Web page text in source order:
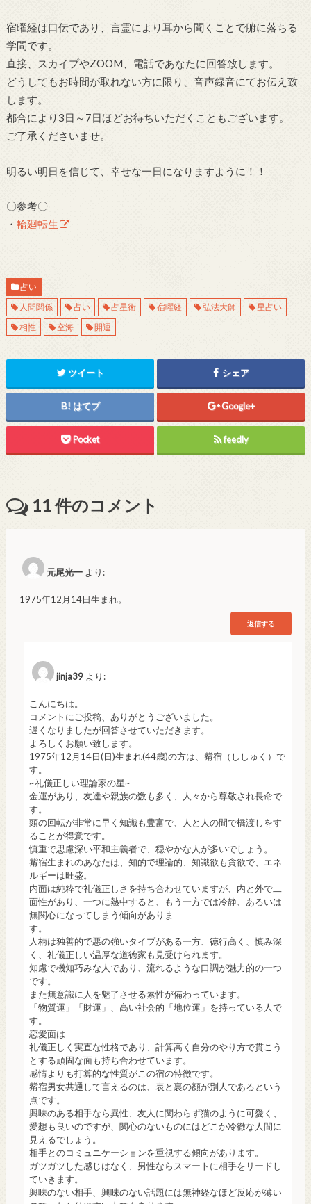
宿曜経は口伝であり、言霊により耳から聞くことで腑に落ちる
学問です。
直接、スカイプやZOOM、電話であなたに回答致します。
どうしてもお時間が取れない方に限り、音声録音にてお伝え致
します。
都合により3日～7日ほどお待ちいただくこともございます。
ご了承くださいませ。
明るい明日を信じて、幸せな一日になりますように！！
〇参考〇
・ 輪廻転生
占い
人間関係
占い 占星術 宿曜経 弘法大師
星占い
相性
空海 開運
ツイート シェア
はてブ Google+
Pocket feedly
11件のコメント
元尾光一 より:
1975年12月14日生まれ。
返信する
jinja39 より:
こんにちは。
コメントにご投稿、ありがとうございました。
遅くなりましたが回答させていただきます。
よろしくお願い致します。
1975年12月14日(日)生まれ(44歳)の方は、觜宿（ししゅく）で
す。
~礼儀正しい理論家の星~
金運があり、友達や親族の数も多く、人々から尊敬され長命で
す。
頭の回転が非常に早く知識も豊富で、人と人の間で橋渡しをす
ることが得意です。
慎重で思慮深い平和主義者で、穏やかな人が多いでしょう。
觜宿生まれのあなたは、知的で理論的、知識欲も貪欲で、エネ
ルギーは旺盛。
内面は純粋で礼儀正しさを持ち合わせていますが、内と外で二
面性があり、一つに熱中すると、もう一方では冷静、あるいは
無関心になってしまう傾向がありま
す。
人柄は独善的で悪の強いタイプがある一方、徳行高く、慎み深
く、礼儀正しい温厚な道徳家も見受けられます。
知慮で機知巧みな人であり、流れるような口調が魅力的の一つ
です。
また無意識に人を魅了させる素性が備わっています。
「物質運」「財運」、高い社会的「地位運」を持っている人で
す。
恋愛面は
礼儀正しく実直な性格であり、計算高く自分のやり方で貫こう
とする頑固な面も持ち合わせています。
感情よりも打算的な性質がこの宿の特徴です。
觜宿男女共通して言えるのは、表と裏の顔が別人であるという
点です。
興味のある相手なら異性、友人に関わらず猫のように可愛く、
愛想も良いのですが、関心のないものにはどこか冷徹な人間に
見えるでしょう。
相手とのコミュニケーションを重視する傾向があります。
ガツガツした感じはなく、男性ならスマートに相手をリードし
ていきます。
興味のない相手、興味のない話題には無神経なほど反応が薄い